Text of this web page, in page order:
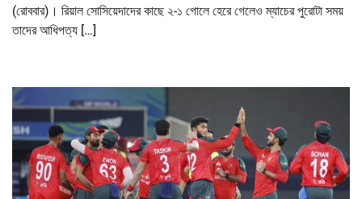
(রোববার)। রিয়াল সোসিয়েদাদের কাছে ২-১ গোলে হেরে গেলেও ম্যাচের পুরোটা সময়
তাদের আধিপত্য […]